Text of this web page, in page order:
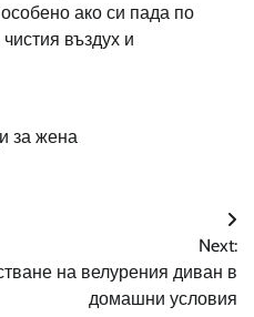
ако си пада по
въздух и
за жена
Next:
на велурения диван в
домашни условия